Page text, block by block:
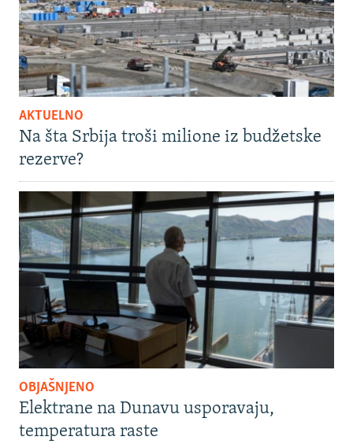
AKTUELNO
Na šta Srbija troši milione iz budžetske
rezerve?
OBJAŠNJENO
Elektrane na Dunavu usporavaju,
temperatura raste